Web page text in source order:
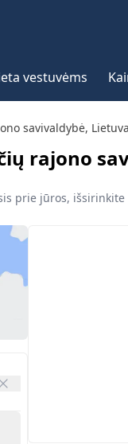
vestuvėms
savivaldybė, Lietuva
rajono
prie jūros,